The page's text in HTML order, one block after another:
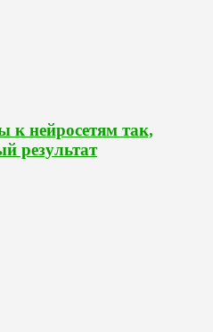
к нейросетям так,
результат